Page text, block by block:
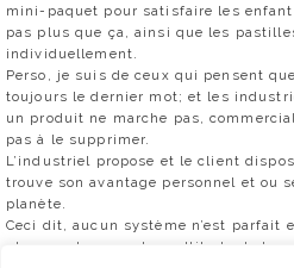
mini-paquet pour satisfaire les
pas plus que ça, ainsi que les
individuellement.
Perso, je suis de ceux qui pensent
toujours le dernier mot; et les
un produit ne marche pas,
pas à le supprimer.
L’industriel propose et le client
trouve son avantage personnel et ou
planète.
Ceci dit, aucun système n’est parfait
plus une taxe sur la multitude de